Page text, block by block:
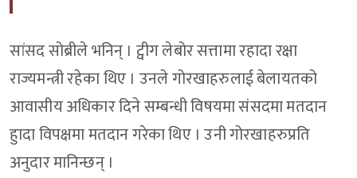
सांसद सोब्रीले भनिन् । ट्वीग लेबोर सत्तामा रहादा रक्षा
राज्यमन्त्री रहेका थिए । उनले गोरखाहरुलाई बेलायतको
आवासीय अधिकार दिने सम्बन्धी विषयमा संसदमा मतदान
हुादा विपक्षमा मतदान गरेका थिए । उनी गोरखाहरुप्रति
अनुदार मानिन्छन् ।